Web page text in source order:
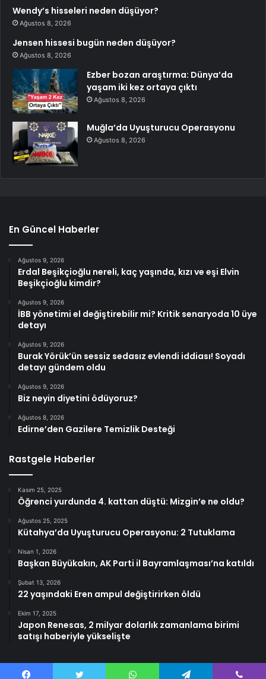
Wendy’s hisseleri neden düşüyor?
Ağustos 8, 2026
Jensen hissesi bugün neden düşüyor?
Ağustos 8, 2026
Ezber bozan araştırma: Dünya’da
yaşam iki kez ortaya çıktı
Ağustos 8, 2026
Muğla’da Uyuşturucu Operasyonu
Ağustos 8, 2026
En Güncel Haberler
Ağustos 9, 2026
Erdal Beşikçioğlu nereli, kaç yaşında, kızı ve eşi Elvin
Beşikçioğlu kimdir?
Ağustos 9, 2026
İBB yönetimi el değiştirebilir mi? Kritik senaryoda 10 üye
detayı
Ağustos 9, 2026
Burak Yörük’ün sessiz sedasız evlendi iddiası! Soyadı
detayı gündem oldu
Ağustos 9, 2026
Biz neyin diyetini ödüyoruz?
Ağustos 8, 2026
Edirne’den Gazilere Temizlik Desteği
Rastgele Haberler
Kasım 25, 2025
Öğrenci yurdunda 4. kattan düştü: Mizgin’e ne oldu?
Ağustos 25, 2025
Kütahya’da Uyuşturucu Operasyonu: 2 Tutuklama
Nisan 1, 2026
Başkan Büyükakın, AK Parti il Bayramlaşması’na katıldı
Şubat 13, 2026
22 yaşındaki Eren ampul değiştirirken öldü
Ekim 17, 2025
Japon Renesas, 2 milyar dolarlık zamanlama birimi
satışı haberiyle yükselişte